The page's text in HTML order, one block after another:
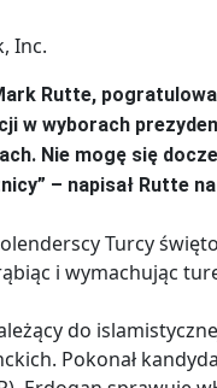
Rutte,
w wyborach
Nie mogę się
– napisał Rutte
Turcy
i wymachując
do
Pokonał